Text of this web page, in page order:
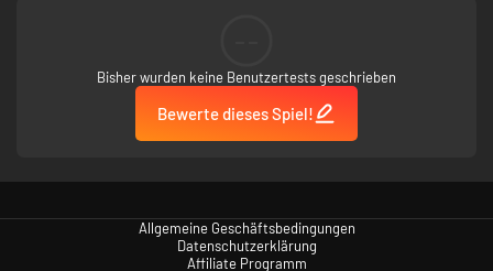
Bisher wurden keine Benutzertests geschrieben
Bewerte dieses Spiel!
Allgemeine Geschäftsbedingungen
Datenschutzerklärung
Affiliate Programm